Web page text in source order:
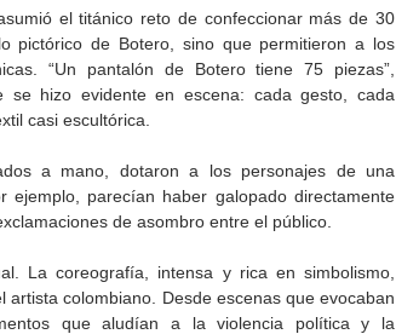
el titánico reto de confeccionar más de 30
pictórico de Botero, sino que permitieron a los
“Un pantalón de Botero tiene 75 piezas”,
se hizo evidente en escena: cada gesto, cada
casi escultórica.
a mano, dotaron a los personajes de una
parecían haber galopado directamente
de asombro entre el público.
La coreografía, intensa y rica en simbolismo,
colombiano. Desde escenas que evocaban
que aludían a la violencia política y la